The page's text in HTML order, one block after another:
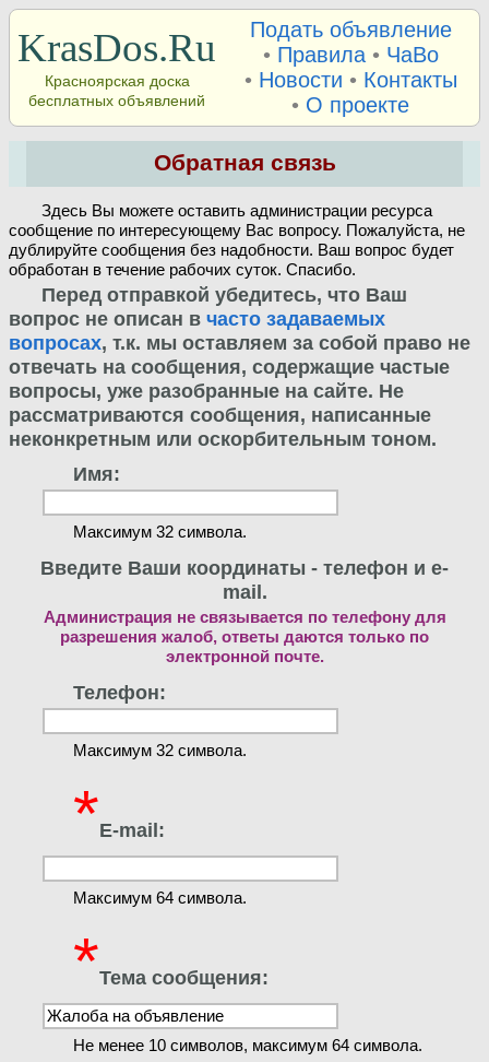
KrasDos.Ru
Красноярская доска
бесплатных объявлений
Подать объявление
• Правила• ЧаВо
• Новости • Контакты
• О проекте
Обратная связь
Здесь Вы можете оставить администрации ресурса
сообщение по интересующему Вас вопросу. Пожалуйста, не
дублируйте сообщения без надобности. Ваш вопрос будет
обработан в течение рабочих суток. Спасибо.
Перед отправкой убедитесь, что Ваш
вопрос не описан в часто задаваемых
вопросах, т.к. мы оставляем за собой право не
отвечать на сообщения, содержащие частые
вопросы, уже разобранные на сайте. Не
рассматриваются сообщения, написанные
неконкретным или оскорбительным тоном.
Имя:
Максимум 32 символа.
Введите Ваши координаты - телефон и e-
mail.
Администрация не связывается по телефону для
разрешения жалоб, ответы даются только по
электронной почте.
Телефон:
Максимум 32 символа.
*E-mail:
Максимум 64 символа.
*Тема сообщения:
Не менее 10 символов, максимум 64 символа.